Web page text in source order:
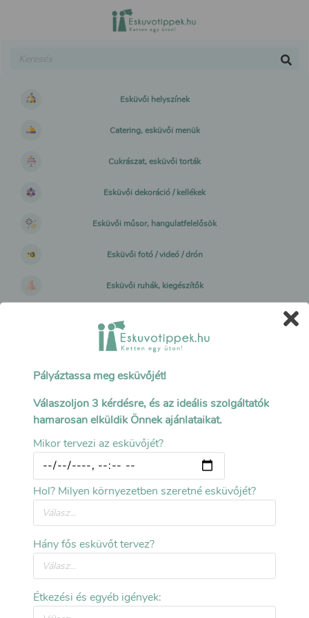
Esküvői helyszínek
Catering, esküvői menük
Cukrászat, esküvői torták
Esküvői dekoráció / kellékek
Esküvői műsor, hangulatfelelősök
Esküvői fotó / videó / drón
Esküvői ruhák, kiegészítők
Creating Memorable Moments
Planning Your Dream Wedding: A
Pályáztassa meg esküvőjét!
Válaszoljon 3 kérdésre, és az ideális szolgáltatók
hamarosan elküldik Önnek ajánlataikat.
Mikor tervezi az esküvőjét?
Hol? Milyen környezetben szeretné esküvőjét?
Hány fős esküvőt tervez?
Étkezési és egyéb igények: